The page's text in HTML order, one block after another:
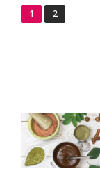
Navigation
1 2